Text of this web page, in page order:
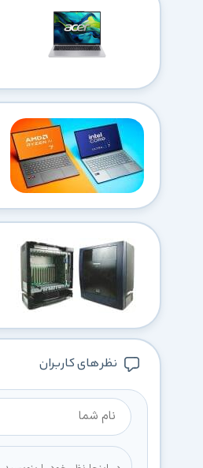
نظر های کاربران